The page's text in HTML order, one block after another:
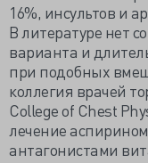
16%, инсультов и
В литературе нет
варианта и
при подобных
коллегия врачей
College of Chest
лечение
антагонистами